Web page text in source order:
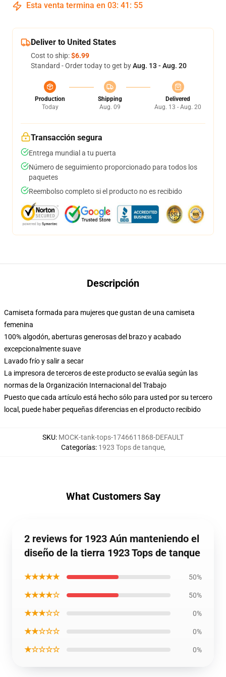
Esta venta termina en 03: 41 : 54
Deliver to United States
Cost to ship:$6.99
Standard - Order today to get byAug. 13 - Aug. 20
Production
Today
Shipping
Aug. 09
Delivered
Aug. 13 - Aug. 20
Transacción segura
Entrega mundial a tu puerta
Número de seguimiento proporcionado para todos los
paquetes
Reembolso completo si el producto no es recibido
Descripción
Camiseta formada para mujeres que gustan de una camiseta
femenina
100% algodón, aberturas generosas del brazo y acabado
excepcionalmente suave
Lavado frío y salir a secar
La impresora de terceros de este producto se evalúa según las
normas de la Organización Internacional del Trabajo
Puesto que cada artículo está hecho sólo para usted por su tercero
local, puede haber pequeñas diferencias en el producto recibido
SKU: MOCK-tank-tops-1746611868-DEFAULT
Categorías: 1923 Tops de tanque,
What Customers Say
2 reviews for 1923 Aún manteniendo el
diseño de la tierra 1923 Tops de tanque
★★★★★ 50%
★★★★☆ 50%
★★★☆☆ 0%
★★☆☆☆ 0%
★☆☆☆☆ 0%